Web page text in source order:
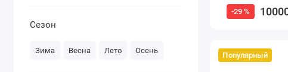
Сезон
Зима Весна Лето Осень
-29 %
Популярный